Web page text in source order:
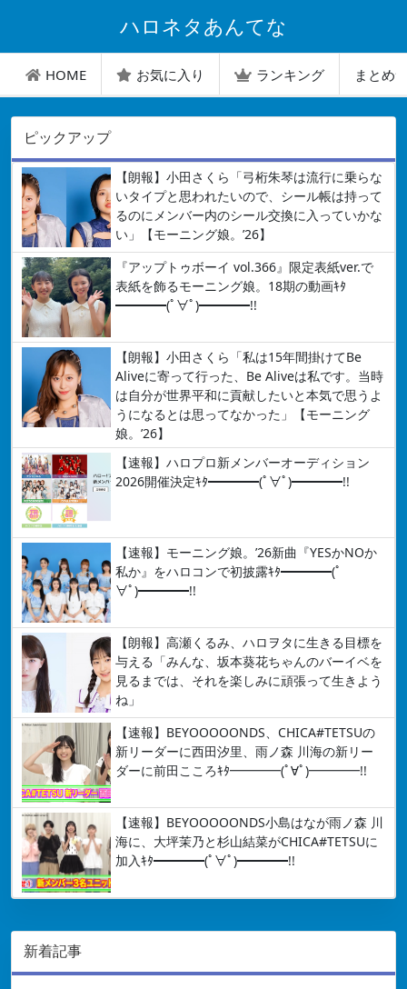
ハロネタあんてな
HOME お気に入り ランキング まとめ
ピックアップ
【朗報】小田さくら「弓桁朱琴は流行に乗らな
いタイプと思われたいので、シール帳は持って
るのにメンバー内のシール交換に入っていかな
い」【モーニング娘。’26】
『アップトゥボーイ vol.366』限定表紙ver.で
表紙を飾るモーニング娘。18期の動画ｷﾀ
━━━━(ﾟ∀ﾟ)━━━━!!
【朗報】小田さくら「私は15年間掛けてBe
Aliveに寄って行った、Be Aliveは私です。当時
は自分が世界平和に貢献したいと本気で思うよ
うになるとは思ってなかった」【モーニング
娘。’26】
【速報】ハロプロ新メンバーオーディション
2026開催決定ｷﾀ━━━━(ﾟ∀ﾟ)━━━━!!
【速報】モーニング娘。’26新曲『YESかNOか
私か』をハロコンで初披露ｷﾀ━━━━(ﾟ
∀ﾟ)━━━━!!
【朗報】高瀬くるみ、ハロヲタに生きる目標を
与える「みんな、坂本葵花ちゃんのバーイベを
見るまでは、それを楽しみに頑張って生きよう
ね」
【速報】BEYOOOOONDS、CHICA#TETSUの
新リーダーに西田汐里、雨ノ森 川海の新リー
ダーに前田こころｷﾀ━━━━(ﾟ∀ﾟ)━━━━!!
【速報】BEYOOOOONDS小島はなが雨ノ森 川
海に、大坪茉乃と杉山結菜がCHICA#TETSUに
加入ｷﾀ━━━━(ﾟ∀ﾟ)━━━━!!
新着記事